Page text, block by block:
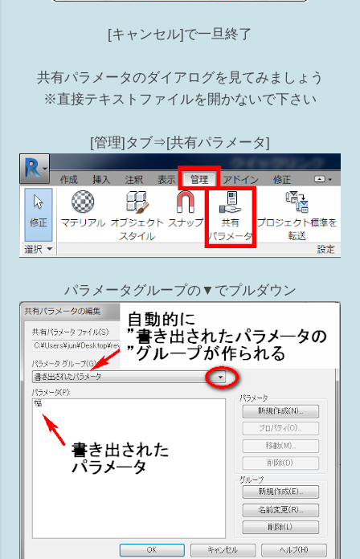
[キャンセル]で一旦終了
共有パラメータのダイアログを見てみましょう
※直接テキストファイルを開かないで下さい
[管理]タブ⇒[共有パラメータ]
パラメータグループの▼でプルダウン